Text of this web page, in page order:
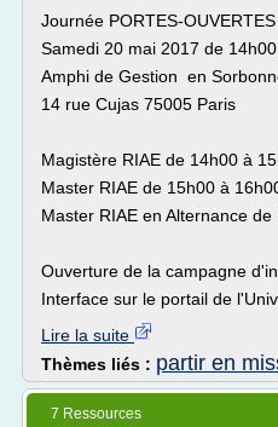
Journée PORTES-
Samedi 20 mai 2017 de
Amphi de Gestion en
14 rue Cujas 75005 Paris
Magistère RIAE de 14h00 à
Master RIAE de 15h00 à
Master RIAE en Alternance
Ouverture de la campagne
Interface sur le portail de
Lire la suite
Thèmes liés : partir en
7 Ressources